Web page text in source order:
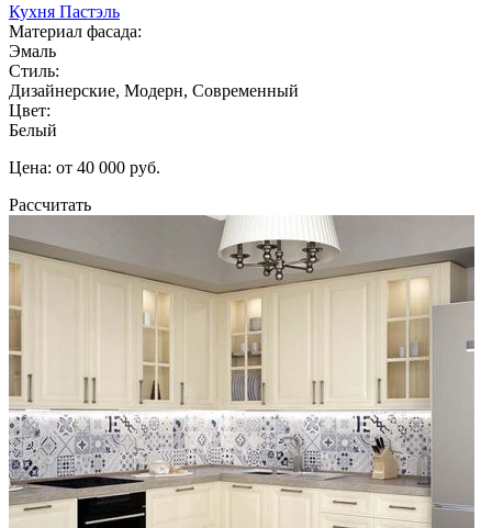
Кухня Пастэль
Материал фасада:
Эмаль
Стиль:
Дизайнерские, Модерн, Современный
Цвет:
Белый
Цена: от 40 000 руб.
Рассчитать